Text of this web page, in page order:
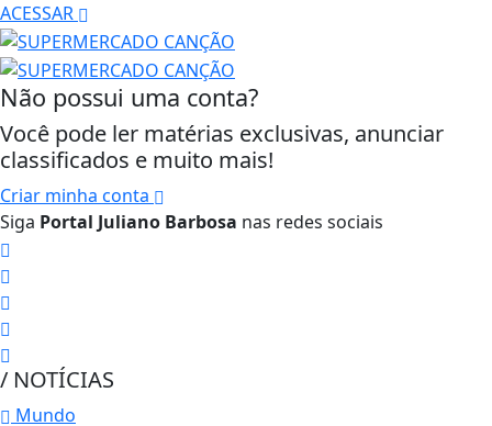
ACESSAR
Não possui uma conta?
Você pode ler matérias exclusivas, anunciar
classificados e muito mais!
Criar minha conta
Siga Portal Juliano Barbosa nas redes sociais
/ NOTÍCIAS
Mundo